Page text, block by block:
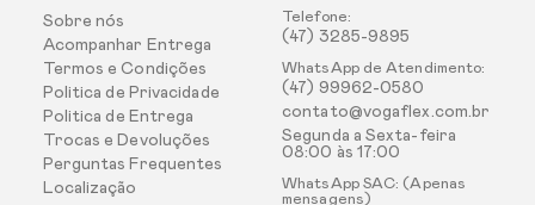
Sobre nós
Acompanhar Entrega
Termos e Condições
Politica de Privacidade
Politica de Entrega
Trocas e Devoluções
Perguntas Frequentes
Localização
Telefone:
(47) 3285-9895
WhatsApp de Atendimento:
(47) 99962-0580
contato@vogaflex.com.br
Segunda a Sexta-feira
08:00 às 17:00
WhatsApp SAC: (Apenas
mensagens)